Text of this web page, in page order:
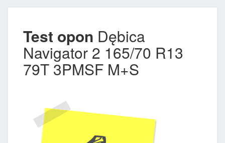
Test opon Dębica
Navigator 2 165/70 R13
79T 3PMSF M+S